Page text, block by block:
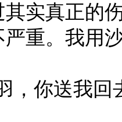
实真正的
重。我用
你送我回